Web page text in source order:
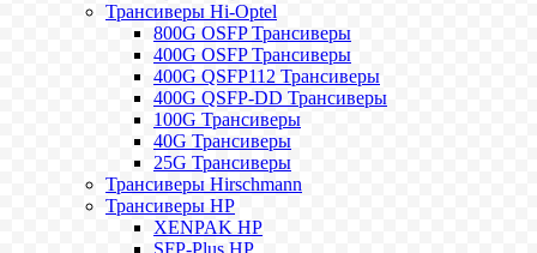
Трансиверы Hi-Optel
800G OSFP Трансиверы
400G OSFP Трансиверы
400G QSFP112 Трансиверы
400G QSFP-DD Трансиверы
100G Трансиверы
40G Трансиверы
25G Трансиверы
Трансиверы Hirschmann
Трансиверы HP
XENPAK HP
SFP-Plus HP